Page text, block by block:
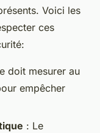
Voici les
ces
doit mesurer au
empêcher
: Le